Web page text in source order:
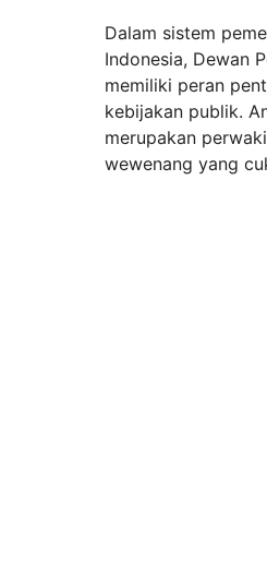
Dalam sistem
Indonesia, Dewan
memiliki peran
kebijakan publik.
merupakan
wewenang yang